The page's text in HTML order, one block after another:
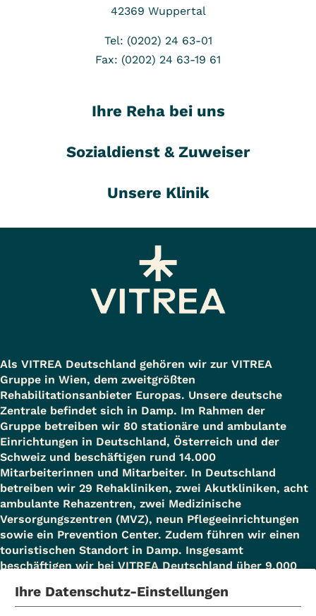
42369 Wuppertal
Tel: (0202) 24 63-01
Fax: (0202) 24 63-19 61
Ihre Reha bei uns
Sozialdienst & Zuweiser
Unsere Klinik
Als VITREA Deutschland gehören wir zur VITREA
Gruppe in Wien, dem zweitgrößten
Rehabilitationsanbieter Europas. Unsere deutsche
Zentrale befindet sich in Damp. Im Rahmen der
Gruppe betreiben wir 80 stationäre und ambulante
Einrichtungen in Deutschland, Österreich und der
Schweiz und beschäftigen rund 14.000
Mitarbeiterinnen und Mitarbeiter. In Deutschland
betreiben wir 29 Rehakliniken, zwei Akutkliniken, acht
ambulante Rehazentren, zwei Medizinische
Versorgungszentren (MVZ), neun Pflegeeinrichtungen
sowie ein Prevention Center. Zudem führen wir einen
touristischen Standort in Damp. Insgesamt
beschäftigen wir bei VITREA Deutschland über 9.000
Ihre Datenschutz-Einstellungen